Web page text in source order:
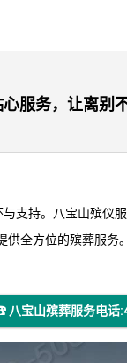
服务，让离别
支持。 八宝山殡仪
供全方位的殡葬服
八宝山殡葬服务电话